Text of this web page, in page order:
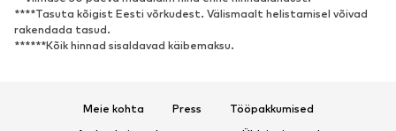
Vabaaja jalanõud
Pahkluusaapad
Kontsasaapad ja -kingad
Saapad
Toasussid
****Tasuta kõigist Eesti võrkudest. Välismaalt helistamisel võivad
rakendada tasud.
******Kõik hinnad sisaldavad käibemaksu.
Meie kohta Press
Tööpakkumised